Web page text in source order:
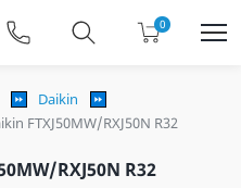
0
Daikin
FTXJ50MW/RXJ50N R32
RXJ50N R32